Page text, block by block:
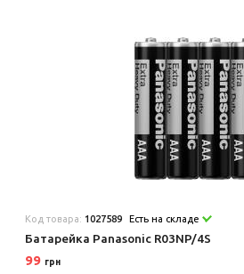
Код товара: 1027589 Есть на складе
Батарейка Panasonic R03NP/4S
99 грн